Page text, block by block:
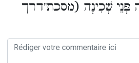
פְּנֵי שְׁכִינָה (מסכת"דרך